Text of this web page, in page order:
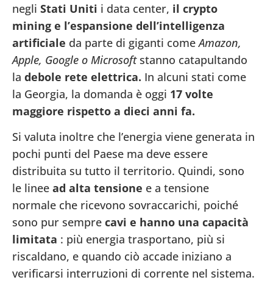
negli Stati Uniti i data center, il crypto
mining e l’espansione dell’intelligenza
artificiale da parte di giganti comeAmazon,
Apple, Google o Microsoftstanno catapultando
la debole rete elettrica. In alcuni stati come
la Georgia, la domanda è oggi 17 volte
maggiore rispetto a dieci anni fa.
Si valuta inoltre che l’energia viene generata in
pochi punti del Paese ma deve essere
distribuita su tutto il territorio. Quindi, sono
le linee ad alta tensione e a tensione
normale che ricevono sovraccarichi, poiché
sono pur sempre cavi e hanno una capacità
limitata : più energia trasportano, più si
riscaldano, e quando ciò accade iniziano a
verificarsi interruzioni di corrente nel sistema.